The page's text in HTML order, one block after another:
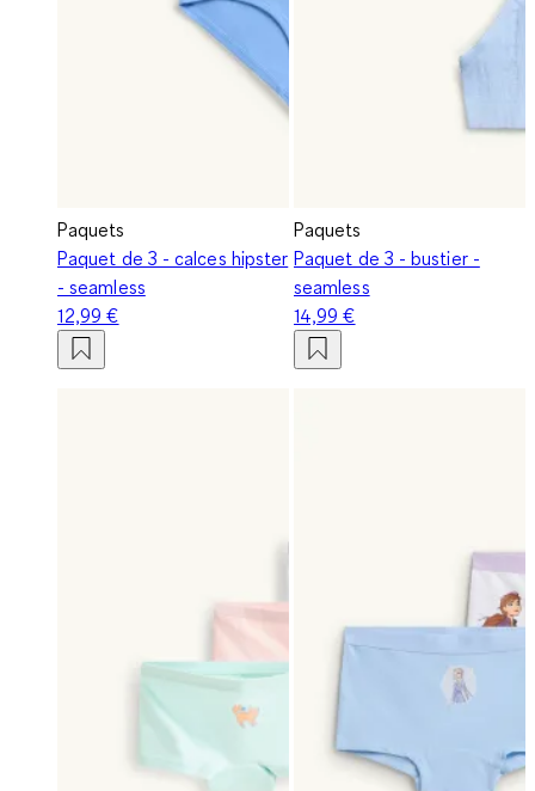
Paquets
Paquet de 3 - calces hipster
- seamless
12,99 €
Paquets
Paquet de 3 - bustier -
seamless
14,99 €